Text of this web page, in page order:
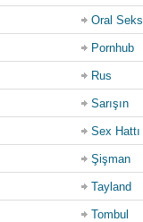
Oral Seks
Pornhub
Rus
Sarışın
Sex Hattı
Şişman
Tayland
Tombul